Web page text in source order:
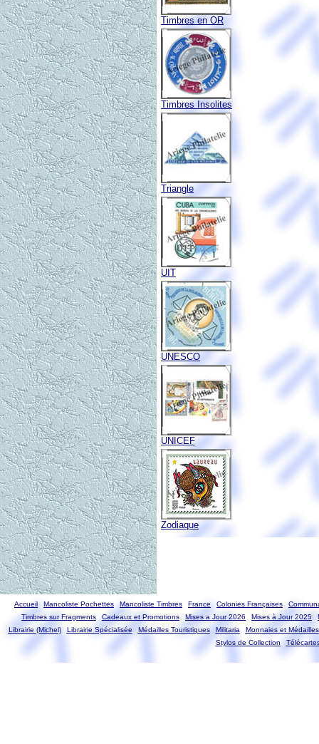
Timbres en OR
Timbres Insolites
Triangle
UIT
UNESCO
UNICEF
Zodiaque
Accueil Mancoliste Pochettes Mancoliste Timbres France Colonies Françaises
Timbres sur Fragments
Cadeaux et Promotions Mises a Jour 2026 Mises à Jour 2025
Librairie (Michel)
Librairie Spécialisée Médailles Touristiques Militaria
Monnaies et Médailles
Stylos de Collection